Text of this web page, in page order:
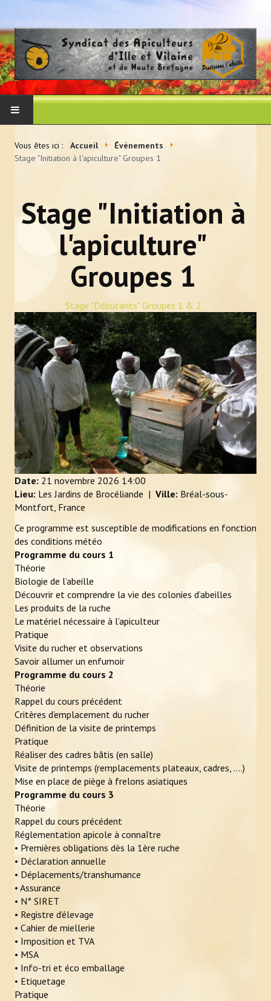
Les membres du CA
Adhérer au syndicat
La presse en parle
NOS ACTIONS
Achats mutualisés & Services
Activités artistiques et gustatives
Animation et sensibilisation
LE RUCHER-ÉCOLE
Historique et objectifs du rucher-école
À lire, avant de se lancer
Inscriptions
Calendrier et descriptif des stages
Photos
Vidéos
L'APICULTEUR
Obligations légales
Assurance et déclaration de sinistre
En pratique
Zone de butinage
Où trouver un apiculteur ?
Ruche connectée
ÉVÉNEMENTS
ACTUALITÉS
LIENS
CONTACT
Vous êtes ici : Accueil
Événements
Stage "Initiation à l'apiculture" Groupes 1
Stage "Initiation à
l'apiculture"
Groupes 1
Stage "Débutants" Groupes 1 & 2
Date: 21 novembre 2026 14:00
Lieu: Les Jardins de Brocéliande | Ville: Bréal-sous-
Montfort, France
Ce programme est susceptible de modifications en fonction
des conditions météo
Programme du cours 1
Théorie
Biologie de l’abeille
Découvrir et comprendre la vie des colonies d’abeilles
Les produits de la ruche
Le matériel nécessaire à l’apiculteur
Pratique
Visite du rucher et observations
Savoir allumer un enfumoir
Programme du cours 2
Théorie
Rappel du cours précédent
Critères d’emplacement du rucher
Définition de la visite de printemps
Pratique
Réaliser des cadres bâtis (en salle)
Visite de printemps (remplacements plateaux, cadres, ….)
Mise en place de piège à frelons asiatiques
Programme du cours 3
Théorie
Rappel du cours précédent
Réglementation apicole à connaître
• Premières obligations dès la 1ère ruche
• Déclaration annuelle
• Déplacements/transhumance
• Assurance
• N° SIRET
• Registre d’élevage
• Cahier de miellerie
• Imposition et TVA
• MSA
• Info-tri et éco emballage
• Etiquetage
Pratique